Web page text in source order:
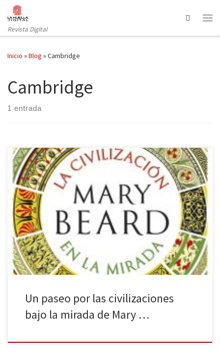
Saltar al contenido
Revista Digital
Search
Inicio »Blog »Cambridge
Cambridge
1 entrada
La editorial Crítica (Grupo Planeta) ha publicado la última obra de
Mary Beard, Premio Princesa de Asturias de Ciencias Sociales en
2016, un libro sobre el arte y la forma de ver la realidad por los
diferentes pueblos. La civilización en la mirada (febrero de 2019),
traducción de Civilizations: How […]
Un paseo por las civilizaciones
bajo la mirada de Mary …